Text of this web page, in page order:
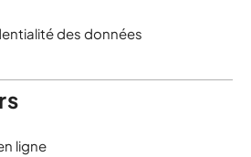
des données
ligne